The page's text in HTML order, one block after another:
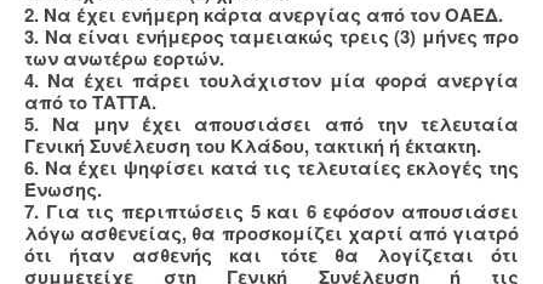
2. Να έχει ενήμερη κάρτα ανεργίας από τον ΟΑΕΔ.
3. Να είναι ενήμερος ταμειακώς τρεις (3) μήνες προ
των ανωτέρω εορτών.
4. Να έχει πάρει τουλάχιστον μία φορά ανεργία
από το ΤΑΤΤΑ.
5. Να μην έχει απουσιάσει από την τελευταία
Γενική Συνέλευση του Κλάδου, τακτική ή έκτακτη.
6. Να έχει ψηφίσει κατά τις τελευταίες εκλογές της
Ένωσης.
7. Για τις περιπτώσεις 5 και 6 εφόσον απουσιάσει
λόγω ασθενείας, θα προσκομίζει χαρτί από γιατρό
ότι ήταν ασθενής και τότε θα λογίζεται ότι
συμμετείχε στη Γενική Συνέλευση ή τις